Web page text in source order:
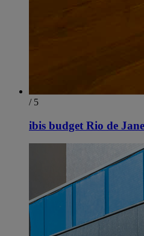
/ 5
ibis budget Rio de